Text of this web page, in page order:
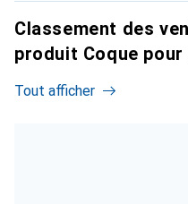
Classement des
produit Coque
Tout afficher